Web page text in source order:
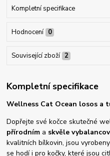
Kompletní specifikace
Hodnocení 0
Související zboží 2
Kompletní specifikace
Wellness Cat Ocean losos a
Dopřejte své kočce skutečné
přírodním a skvěle
kvalitních bílkovin, jsou vyrobeny
se hodí i pro kočky, které jsou